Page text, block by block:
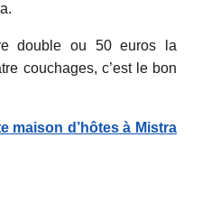
double ou 50 euros la
couchages, c’est le bon
maison d’hôtes à Mistra